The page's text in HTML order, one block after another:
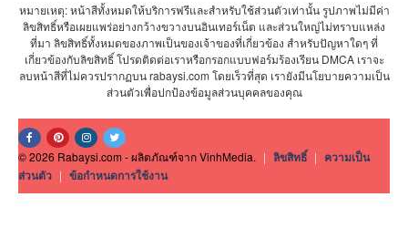
หมายเหตุ: หน้าสีทั้งหมดให้บริการฟรีและสำหรับใช้ส่วนตัวเท่านั้น รูปภาพไม่มีค่า
ลิขสิทธิ์หรือเผยแพร่อย่างกว้างขวางบนอินเทอร์เน็ต และส่วนใหญ่ไม่ทราบแหล่ง
ที่มา ลิขสิทธิ์ทั้งหมดของภาพเป็นของเจ้าของที่เกี่ยวข้อง สำหรับปัญหาใดๆ ที่
เกี่ยวข้องกับลิขสิทธิ์ โปรดติดต่อเราหรือกรอกแบบฟอร์มร้องเรียน DMCA เราจะ
ลบหน้าสีที่ไม่ควรปรากฏบน rabaysi.com โดยเร็วที่สุด เรายังมีนโยบายความเป็น
ส่วนตัวเพื่อปกป้องข้อมูลส่วนบุคคลของคุณ
© 2026 Rabaysi.com - ผลิตภัณฑ์จาก VinhMedia. | ลิขสิทธิ์ | ความเป็น
ส่วนตัว | ข้อกำหนดการใช้งาน